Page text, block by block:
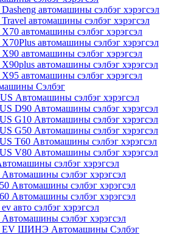
Dasheng автомашины сэлбэг хэрэгсэл
Travel автомашины сэлбэг хэрэгсэл
X70 автомашины сэлбэг хэрэгсэл
X70Plus автомашины сэлбэг хэрэгсэл
X90 автомашины сэлбэг хэрэгсэл
X90plus автомашины сэлбэг хэрэгсэл
X95 автомашины сэлбэг хэрэгсэл
Сэлбэг
Автомашины сэлбэг хэрэгсэл
D90 Автомашины сэлбэг хэрэгсэл
G10 Автомашины сэлбэг хэрэгсэл
G50 Автомашины сэлбэг хэрэгсэл
T60 Автомашины сэлбэг хэрэгсэл
V80 Автомашины сэлбэг хэрэгсэл
сэлбэг хэрэгсэл
сэлбэг хэрэгсэл
Автомашины сэлбэг хэрэгсэл
Автомашины сэлбэг хэрэгсэл
авто сэлбэг хэрэгсэл
сэлбэг хэрэгсэл
EV ШИНЭ Автомашины Сэлбэг